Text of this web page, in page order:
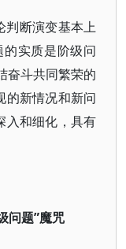
判断演变基本上
实质是阶级问
奋斗共同繁荣的
的新情况和新问
入和细化，具有
问题”魔咒